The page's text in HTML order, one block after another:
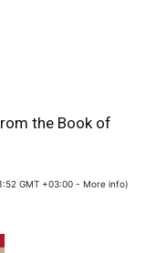
the Book of
GMT +03:00 - More info)